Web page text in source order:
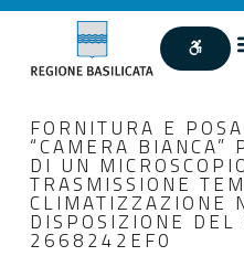
FORNITURA E
“CAMERA BIANCA”
DI UN
TRASMISSIONE
CLIMATIZZAZIONE
DISPOSIZIONE DEL
2668242EF0